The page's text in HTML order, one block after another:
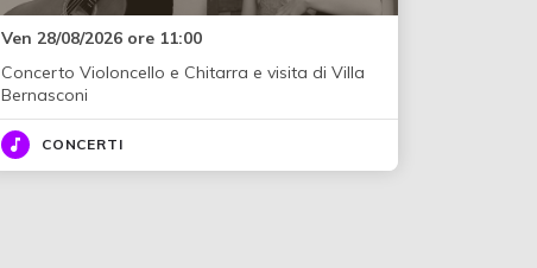
Ven 28/08/2026 ore 11:00
Concerto Violoncello e Chitarra e visita di Villa
Bernasconi
CONCERTI